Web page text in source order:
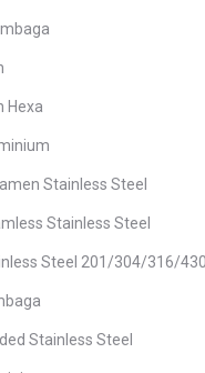
Hexa
Stainless Steel
Stainless Steel
Steel 201/304/316/430
Stainless Steel